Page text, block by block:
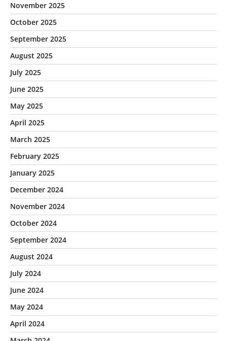
November 2025
October 2025
September 2025
August 2025
July 2025
June 2025
May 2025
April 2025
March 2025
February 2025
January 2025
December 2024
November 2024
October 2024
September 2024
August 2024
July 2024
June 2024
May 2024
April 2024